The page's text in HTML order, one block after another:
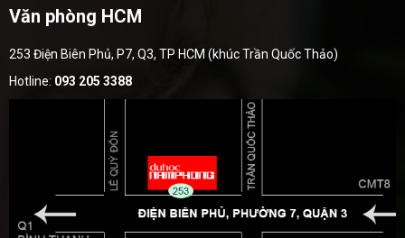
Văn phòng HCM
253 Điện Biên Phủ, P7, Q3, TP HCM (khúc Trần Quốc Thảo)
Hotline: 093 205 3388